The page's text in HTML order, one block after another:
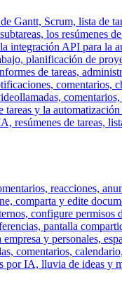
Gantt, Scrum, lista de
los resúmenes
integración API para la
planificación de
de tareas,
comentarios,
y la
resúmenes de tareas,
reacciones,
comparta y edite
configure permisos
pantalla
y personales,
comentarios,
por IA, lluvia de ideas y